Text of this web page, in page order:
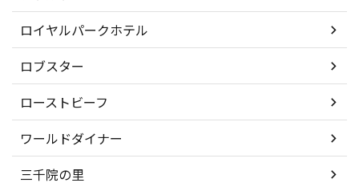
ロイヤルパークホテル
ロブスター
ローストビーフ
ワールドダイナー
三千院の里